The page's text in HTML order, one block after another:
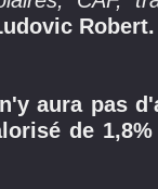
Robert.
aura pas
de 1,8%